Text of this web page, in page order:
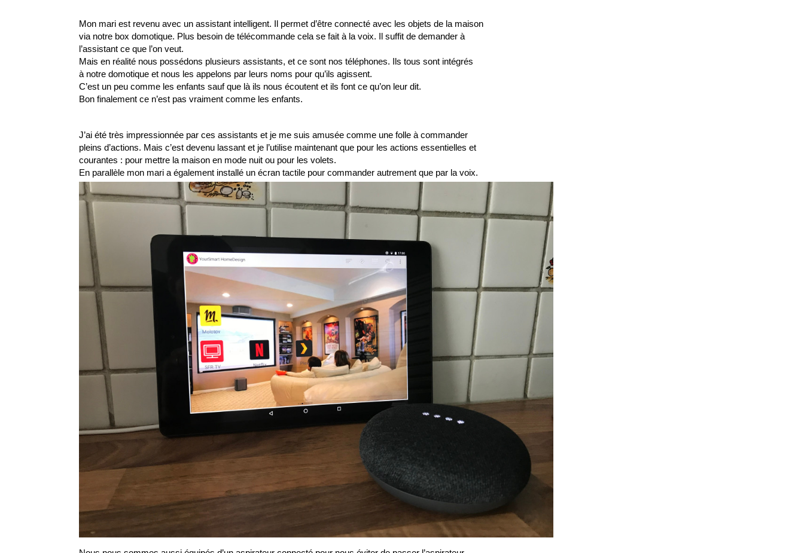
Mon mari est revenu avec un assistant intelligent. Il permet d’être connecté avec les objets de la maison
via notre box domotique. Plus besoin de télécommande cela se fait à la voix. Il suffit de demander à
l’assistant ce que l’on veut.
Mais en réalité nous possédons plusieurs assistants, et ce sont nos téléphones. Ils tous sont intégrés
à notre domotique et nous les appelons par leurs noms pour qu’ils agissent.
C’est un peu comme les enfants sauf que là ils nous écoutent et ils font ce qu’on leur dit.
Bon finalement ce n’est pas vraiment comme les enfants.
J’ai été très impressionnée par ces assistants et je me suis amusée comme une folle à commander
pleins d’actions. Mais c’est devenu lassant et je l’utilise maintenant que pour les actions essentielles et
courantes : pour mettre la maison en mode nuit ou pour les volets.
En parallèle mon mari a également installé un écran tactile pour commander autrement que par la voix.